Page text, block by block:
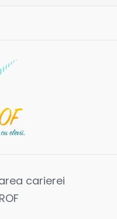
carierei